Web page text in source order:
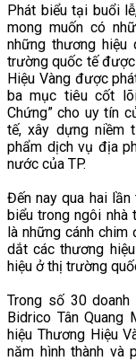
Phát biểu tại buổi
mong muốn có
những thương
trường quốc tế
Hiệu Vàng được
ba mục tiêu cốt
Chứng” cho uy tín
tế, xây dựng niềm
phẩm dịch vụ địa
nước của TP.
Đến nay qua hai
biểu trong ngôi nhà
là những cánh
dắt các thương
hiệu ở thị trường
Trong số 30
Bidrico Tân
hiệu Thương Hiệu
năm hình thành và